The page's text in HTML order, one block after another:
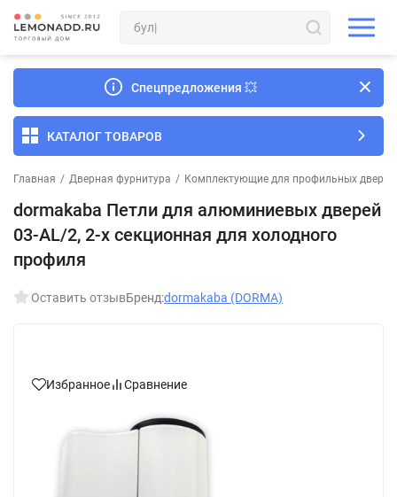
Спецпредложения 💥
КАТАЛОГ ТОВАРОВ
Главная / Дверная фурнитура / Комплектующие для профильных дверей
dormakaba Петли для алюминиевых дверей
03-AL/2, 2-х секционная для холодного
профиля
Оставить отзывБренд:dormakaba (DORMA)
Избранное Сравнение